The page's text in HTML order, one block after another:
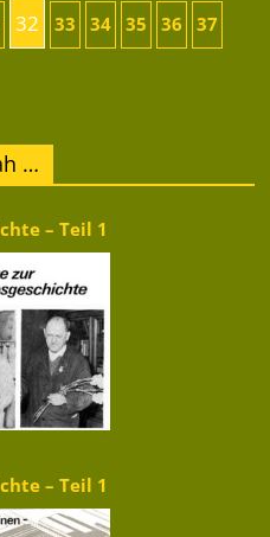
32 33 34 35 36 37
…
– Teil 1
– Teil 1